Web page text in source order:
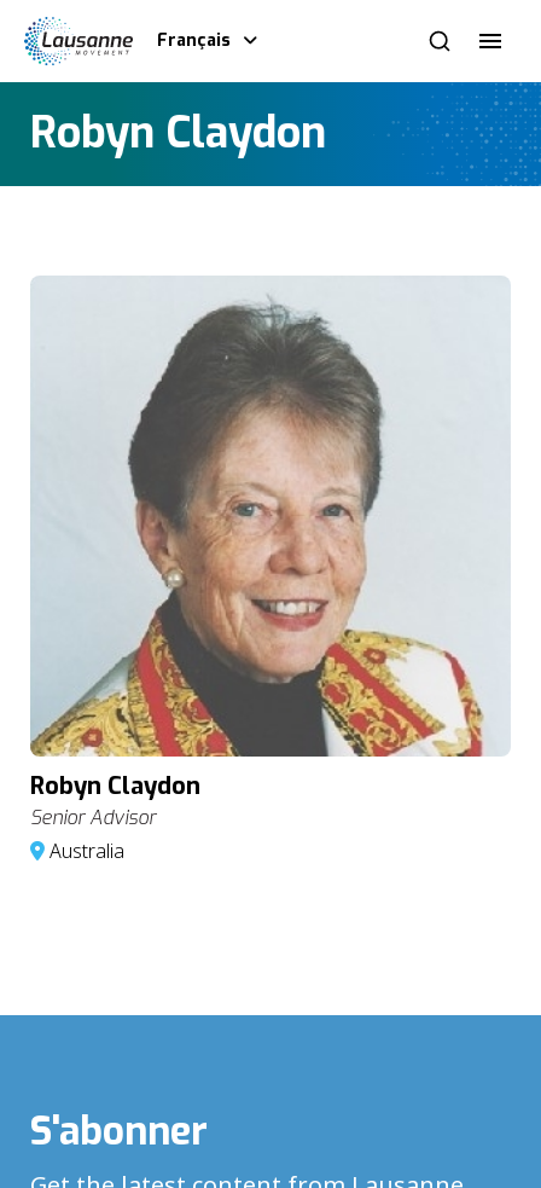
Français
Robyn Claydon
Robyn Claydon
Senior Advisor
Australia
S'abonner